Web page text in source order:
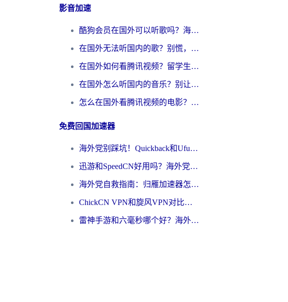
影音加速
酷狗会员在国外可以听歌吗？海外党亲测有效：3步解决音乐权限难题
在国外无法听国内的歌？别慌，这样操作就能畅听QQ音乐（附亲测加速器推荐）
在国外如何看腾讯视频？留学生亲测有效的回国加速方案
在国外怎么听国内的音乐？别让版权限制断了你的华语歌单
怎么在国外看腾讯视频的电影？海外党亲测有效的回国加速指南
免费回国加速器
海外党别踩坑！Quickback和UfunR好用吗？选对回国加速器才能无缝刷国内资源
迅游和SpeedCN好用吗？海外党如何破解那道看不见的墙
海外党自救指南：归雁加速器怎么样？教你避开坑实现国内资源无缝访问
ChickCN VPN和旋风VPN对比哪个回国效果更好？海外用户的选择困境与出路
雷神手游和六毫秒哪个好？海外党如何真正解锁国内资源